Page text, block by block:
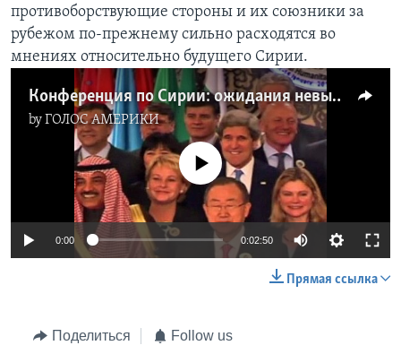
СОЦИАЛЬНЫЕ СЕТИ
Языки
противоборствующие стороны и их союзники за
рубежом по-прежнему сильно расходятся во
мнениях относительно будущего Сирии.
Конференция по Сирии: ожидания невысоки
byГОЛОС АМЕРИКИ
No media source currently available
0:00 0:02:50
Прямая ссылка
Поделиться Follow us